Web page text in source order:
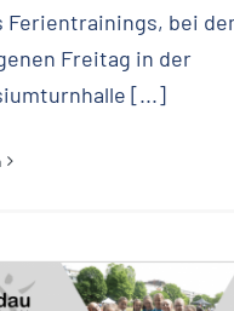
Ferientrainings, bei
Freitag in der
[...]